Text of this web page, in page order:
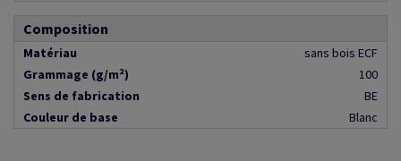
Composition
Matériau
sans bois ECF
Grammage (g/m²)
100
Sens de fabrication
BE
Couleur de base
Blanc